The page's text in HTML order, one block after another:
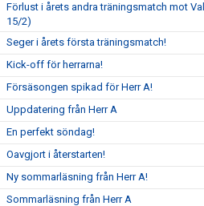
Förlust i årets andra träningsmatch mot
15/2)
Seger i årets första träningsmatch!
Kick-off för herrarna!
Försäsongen spikad för Herr A!
Uppdatering från Herr A
En perfekt söndag!
Oavgjort i återstarten!
Ny sommarläsning från Herr A!
Sommarläsning från Herr A